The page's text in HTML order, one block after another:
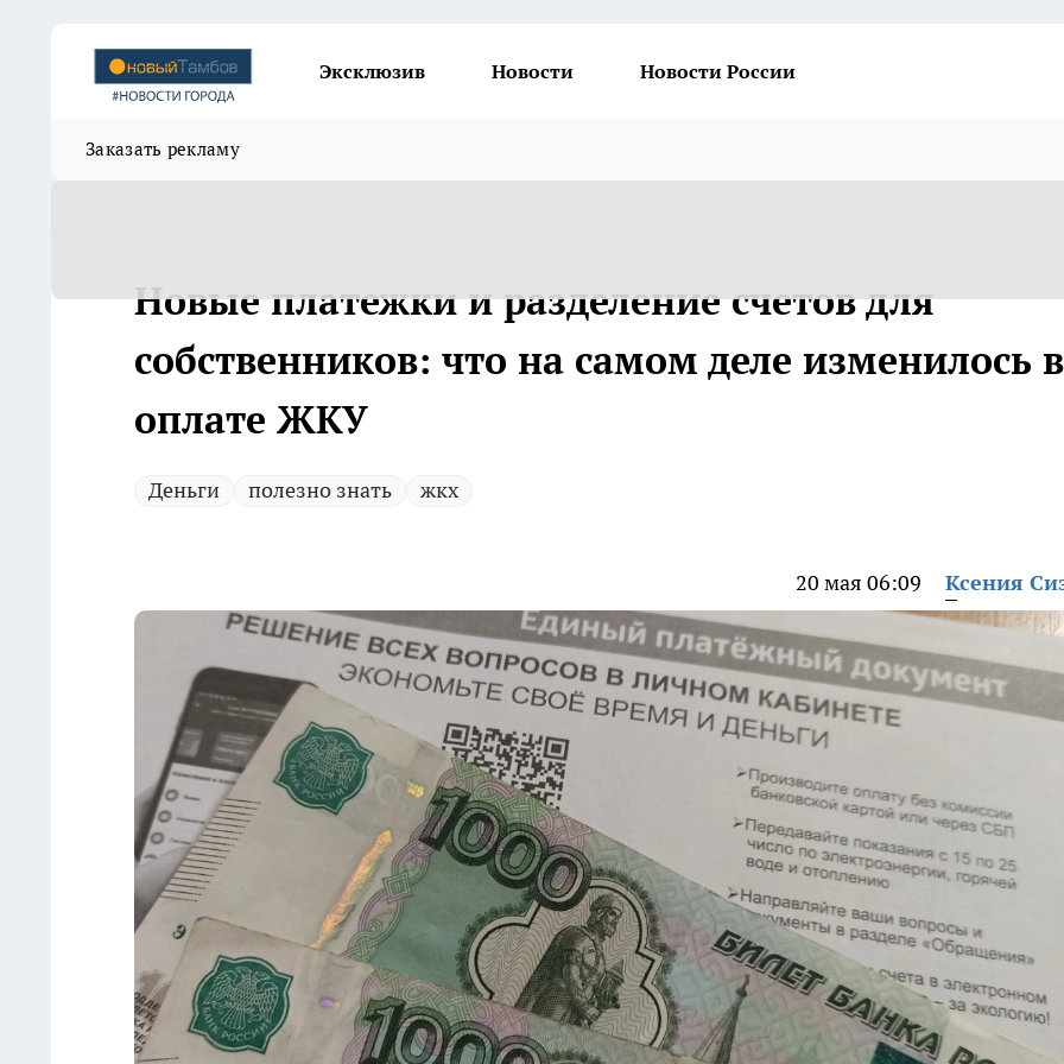
Эксклюзив Новости Новости России
Заказать рекламу
Новые платежки и разделение счетов для
собственников: что на самом деле изменилось в
оплате ЖКУ
Деньги полезно знать жкх
20 мая 06:09 Ксения